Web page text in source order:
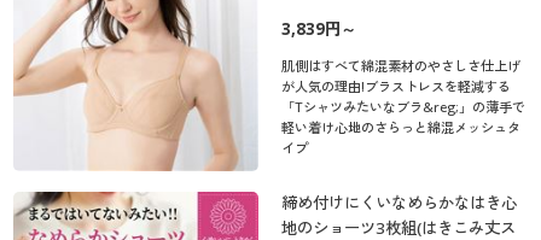
3,839円～
肌側はすべて綿混素材のやさしさ仕上げ
が人気の理由!ブラストレスを軽減する
「Tシャツみたいなブラ&reg;」の薄手で
軽い着け心地のさらっと綿混メッシュタ
イプ
締め付けにくいなめらかなはき心
地のショーツ3枚組(はきこみ丈ス